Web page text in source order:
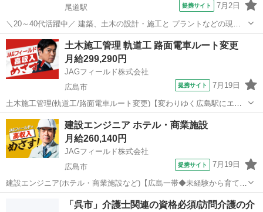
尾道駅
提携サイト 7月2日
＼20～40代活躍中／ 建築、土木の設計・施工と プラントなどの現地
建築を 行っている業界大手の 企業さまでのお仕事です。 ≪ お仕事の
内容 ≫ ・工程管理、スケジュール管理 工程管理表を作成し、1か月・
1週間の 具体的な...
広島 三原市 尾道駅 その他
土木施工管理 軌道工 路面電車ルート変更
月給299,290円
JAGフィールド株式会社
広島市
提携サイト 7月19日
土木施工管理(軌道工/路面電車ルート変更)【変わりゆく広島駅にエー
ル♪】 ＼＼ 広島駅南口広場の再整備プロジェクト♪ ／／路面電車のル
ート変更による引込み工事を実施！この軌道工事に伴なう土木の施工
管理者を大募集♪【担当業...
広島 広島市 その他
建設エンジニア ホテル・商業施設
月給260,140円
JAGフィールド株式会社
広島市
提携サイト 7月19日
建設エンジニア(ホテル・商業施設など)【広島一帯◆未経験から育てま
す♪】 ～～広島でエンジニアになる！！～～工事進行アシスタントの
募集です。文系OK⇒手厚い研修があるから、全くの未経験で大丈夫
その他
「呉市」介護士関連の資格必須/訪問介護の介